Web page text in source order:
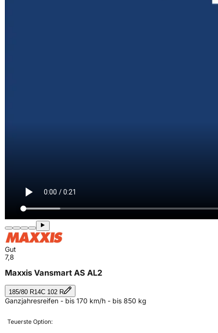
Gut
7,8
Maxxis Vansmart AS AL2
185/80 R14C 102 R
Ganzjahresreifen - bis 170 km/h - bis 850 kg
Teuerste Option: